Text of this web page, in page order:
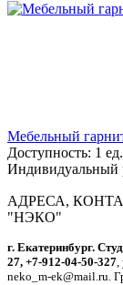
Мебельный
Доступность: 1 ед.
Индивидуальный
АДРЕСА,
"НЭКО"
г. Екатеринбург.
27, +7-912-04-50-327,
neko_m-ek@mail.ru.